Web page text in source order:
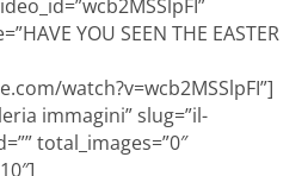
YOU SEEN THE EASTER
watch?v=wcb2MSSlpFI”]
immagini” slug=”il-
total_images=”0″